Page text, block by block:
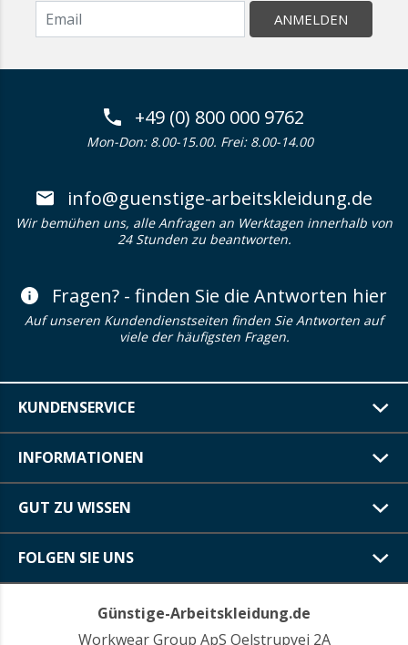
ANMELDEN
+49 (0) 800 000 9762
Mon-Don: 8.00-15.00. Frei: 8.00-14.00
info@guenstige-arbeitskleidung.de
Wir bemühen uns, alle Anfragen an Werktagen innerhalb von
24 Stunden zu beantworten.
Fragen? - finden Sie die Antworten hier
Auf unseren Kundendienstseiten finden Sie Antworten auf
viele der häufigsten Fragen.
KUNDENSERVICE
INFORMATIONEN
GUT ZU WISSEN
FOLGEN SIE UNS
Günstige-Arbeitskleidung.de
Workwear Group ApS Oelstrupvej 2A